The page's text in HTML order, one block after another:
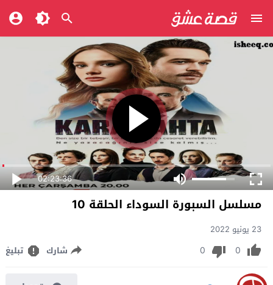
02:23:36
مسلسل السبورة السوداء الحلقة 10
23 يونيو 2022
0
0 شارك تبليغ